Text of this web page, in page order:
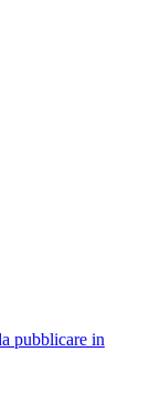
pubblicare in